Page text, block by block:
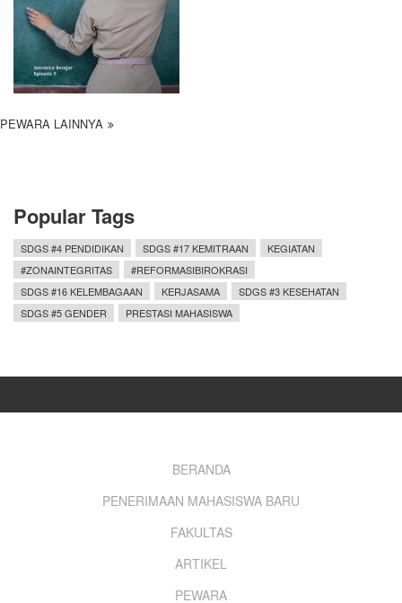
PEWARA LAINNYA
Popular Tags
SDGS #4 PENDIDIKAN SDGS #17 KEMITRAAN
KEGIATAN
#ZONAINTEGRITAS
#REFORMASIBIROKRASI
SDGS #16 KELEMBAGAAN
KERJASAMA
SDGS #3 KESEHATAN
SDGS #5 GENDER
PRESTASI MAHASISWA
BERANDA
PENERIMAAN MAHASISWA BARU
FAKULTAS
ARTIKEL
PEWARA